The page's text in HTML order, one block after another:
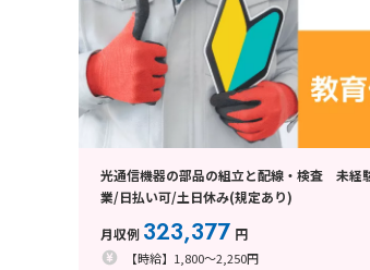
光通信機器の部品の組立と配線・検査 未経
業/日払い可/土日休み(規定あり)
月収例 323,377 円
【時給】1,800～2,250円